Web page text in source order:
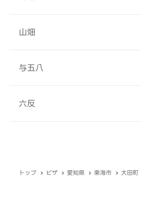
山畑
与五八
六反
トップ ピザ 愛知県 東海市 大田町